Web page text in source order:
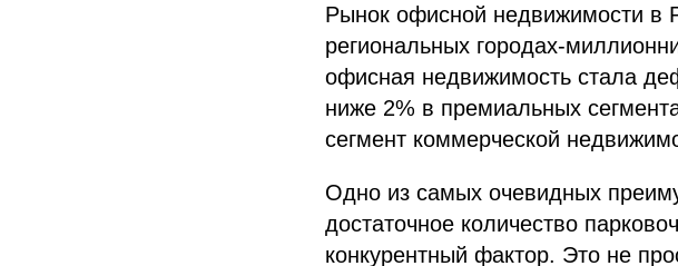
Рынок офисной недвижимости в
региональных городах-
офисная недвижимость стала
ниже 2% в премиальных
сегмент коммерческой
Одно из самых очевидных
достаточное количество
конкурентный фактор. Это не